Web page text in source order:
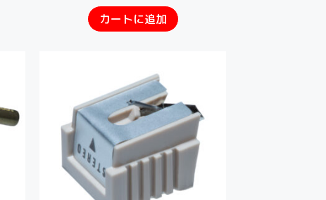
カートに追加